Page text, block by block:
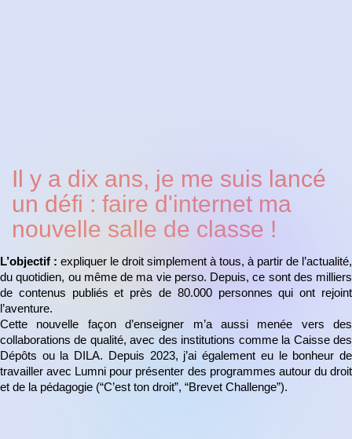
Il y a dix ans, je me suis lancé
un défi : faire d'internet ma
nouvelle salle de classe !
L’objectif : expliquer le droit simplement à tous, à partir de l’actualité,
du quotidien, ou même de ma vie perso. Depuis, ce sont des milliers
de contenus publiés et près de 80.000 personnes qui ont rejoint
l’aventure.
Cette nouvelle façon d’enseigner m’a aussi menée vers des
collaborations de qualité, avec des institutions comme la Caisse des
Dépôts ou la DILA. Depuis 2023, j’ai également eu le bonheur de
travailler avec Lumni pour présenter des programmes autour du droit
et de la pédagogie (“C’est ton droit”, “Brevet Challenge”).